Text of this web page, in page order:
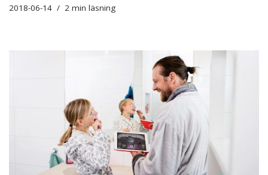
2018-06-14 2 min läsning